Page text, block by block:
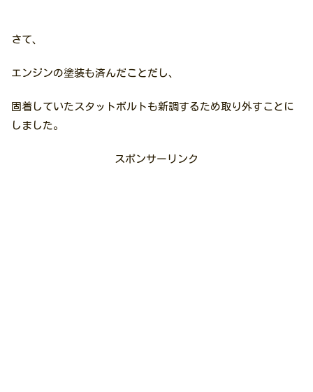
さて、
エンジンの塗装も済んだことだし、
固着していたスタットボルトも新調するため取り外すことに
しました。
スポンサーリンク